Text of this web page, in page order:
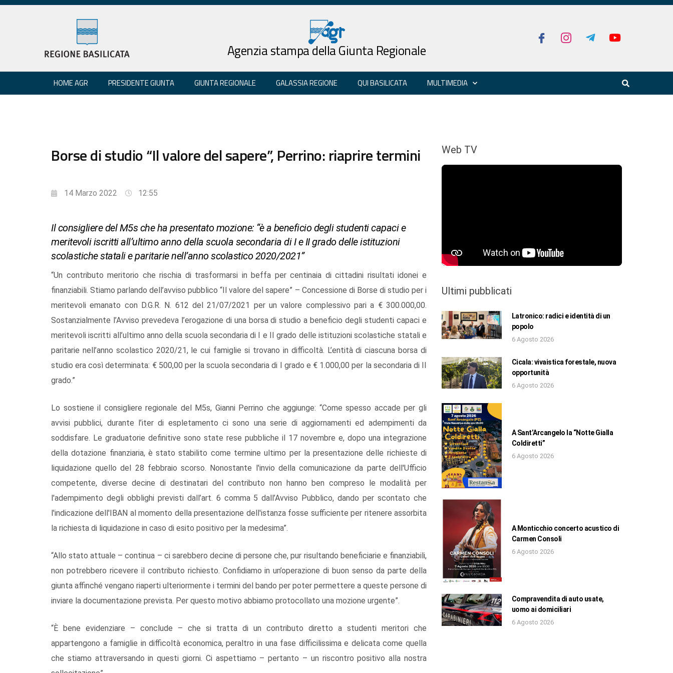
Agenzia stampa della Giunta Regionale
HOME AGR PRESIDENTE GIUNTA GIUNTA REGIONALE GALASSIA REGIONE QUI BASILICATA MULTIMEDIA
Borse di studio “Il valore del sapere”, Perrino: riaprire termini
14 Marzo 2022 12:55
Il consigliere del M5s che ha presentato mozione: “è a beneficio degli studenti capaci e
meritevoli iscritti all’ultimo anno della scuola secondaria di I e II grado delle istituzioni
scolastiche statali e paritarie nell’anno scolastico 2020/2021”
“Un contributo meritorio che rischia di trasformarsi in beffa per centinaia di cittadini risultati idonei e
finanziabili. Stiamo parlando dell’avviso pubblico “Il valore del sapere” – Concessione di Borse di studio per i
meritevoli emanato con D.G.R. N. 612 del 21/07/2021 per un valore complessivo pari a € 300.000,00.
Sostanzialmente l’Avviso prevedeva l’erogazione di una borsa di studio a beneficio degli studenti capaci e
meritevoli iscritti all’ultimo anno della scuola secondaria di I e II grado delle istituzioni scolastiche statali e
paritarie nell’anno scolastico 2020/21, le cui famiglie si trovano in difficoltà. L’entità di ciascuna borsa di
studio era così determinata: € 500,00 per la scuola secondaria di I grado e € 1.000,00 per la secondaria di II
grado.”
Lo sostiene il consigliere regionale del M5s, Gianni Perrino che aggiunge: “Come spesso accade per gli
avvisi pubblici, durante l’iter di espletamento ci sono una serie di aggiornamenti ed adempimenti da
soddisfare. Le graduatorie definitive sono state rese pubbliche il 17 novembre e, dopo una integrazione
della dotazione finanziaria, è stato stabilito come termine ultimo per la presentazione delle richieste di
liquidazione quello del 28 febbraio scorso. Nonostante l'invio della comunicazione da parte dell'Ufficio
competente, diverse decine di destinatari del contributo non hanno ben compreso le modalità per
l'adempimento degli obblighi previsti dall’art. 6 comma 5 dall’Avviso Pubblico, dando per scontato che
l'indicazione dell'IBAN al momento della presentazione dell'istanza fosse sufficiente per ritenere assorbita
la richiesta di liquidazione in caso di esito positivo per la medesima”.
“Allo stato attuale – continua – ci sarebbero decine di persone che, pur risultando beneficiarie e finanziabili,
non potrebbero ricevere il contributo richiesto. Confidiamo in un’operazione di buon senso da parte della
giunta affinché vengano riaperti ulteriormente i termini del bando per poter permettere a queste persone di
inviare la documentazione prevista. Per questo motivo abbiamo protocollato una mozione urgente”.
“È bene evidenziare – conclude – che si tratta di un contributo diretto a studenti meritori che
appartengono a famiglie in difficoltà economica, peraltro in una fase difficilissima e delicata come quella
che stiamo attraversando in questi giorni. Ci aspettiamo – pertanto – un riscontro positivo alla nostra
Web TV
Ultimi pubblicati
Latronico: radici e identità di un
popolo
6 Agosto 2026
Cicala: vivaistica forestale, nuova
opportunità
6 Agosto 2026
A Sant’Arcangelo la “Notte Gialla
Coldiretti”
6 Agosto 2026
A Monticchio concerto acustico di
Carmen Consoli
6 Agosto 2026
Compravendita di auto usate,
uomo ai domiciliari
6 Agosto 2026